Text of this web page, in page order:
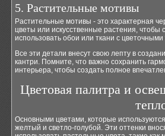
5. Растительные мотивы
Растительные мотивы - это характерная
цветы или искусственные растения,
использовать обои или ткани с
Все эти детали внесут свою лепту в
кантри. Помните, что важно сохранить
интерьера, чтобы создать полное
Цветовая палитра и
Основными цветами, которые
желтый и светло-голубой. Эти оттенки